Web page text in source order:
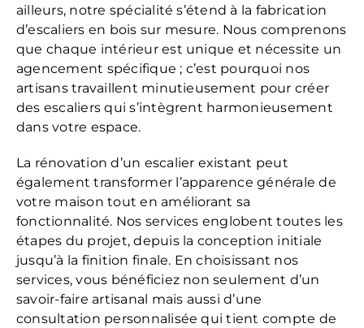
ailleurs, notre spécialité s’étend à la fabrication
d’escaliers en bois sur mesure. Nous comprenons
que chaque intérieur est unique et nécessite un
agencement spécifique ; c’est pourquoi nos
artisans travaillent minutieusement pour créer
des escaliers qui s’intègrent harmonieusement
dans votre espace.
La rénovation d’un escalier existant peut
également transformer l’apparence générale de
votre maison tout en améliorant sa
fonctionnalité. Nos services englobent toutes les
étapes du projet, depuis la conception initiale
jusqu’à la finition finale. En choisissant nos
services, vous bénéficiez non seulement d’un
savoir-faire artisanal mais aussi d’une
consultation personnalisée qui tient compte de